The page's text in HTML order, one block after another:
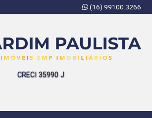
(16) 99100.3266
CRECI 35990 J